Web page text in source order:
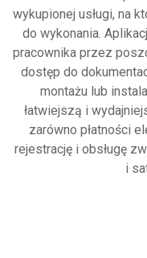
wykupionej usługi, na
do wykonania.
pracownika przez
dostęp do
montażu lub
łatwiejszą i
zarówno płatności
rejestrację i obsługę
i